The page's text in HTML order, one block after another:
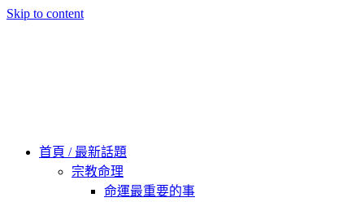
Skip to content
首頁 / 最新話題
宗教命理
命運最重要的事